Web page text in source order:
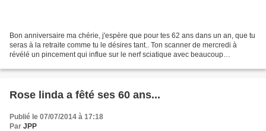
Bon anniversaire ma chérie, j'espère que pour tes 62 ans dans un an, que tu
seras à la retraite comme tu le désires tant.. Ton scanner de mercredi à
révélé un pincement qui influe sur le nerf sciatique avec beaucoup
Rose linda a fêté ses 60 ans...
Publié le 07/07/2014 à 17:18
Par JPP